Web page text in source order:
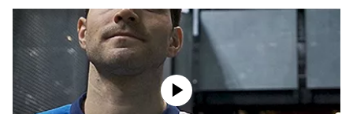
Ciclismo
Herri-kirolak